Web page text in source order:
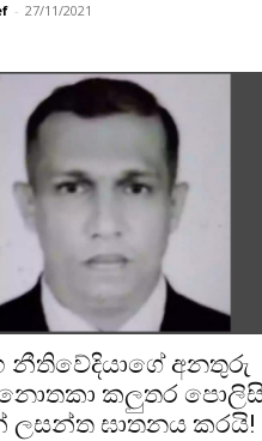
- 27/11/2021
නීතිවේදියාගේ අනතුරු
කලුතර
ඝාතනය කරයි!